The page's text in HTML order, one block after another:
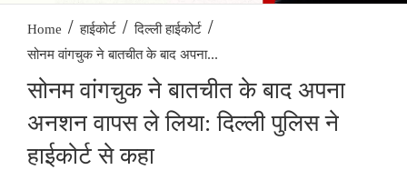
Home / हाईकोर्ट / दिल्ली हाईकोर्ट /
सोनम वांगचुक ने बातचीत के बाद अपना...
सोनम वांगचुक ने बातचीत के बाद अपना
अनशन वापस ले लिया: दिल्ली पुलिस ने
हाईकोर्ट से कहा